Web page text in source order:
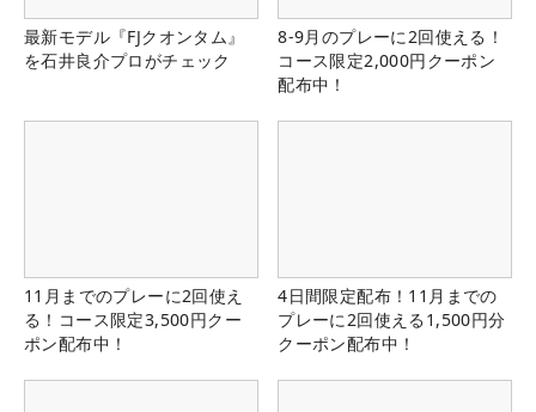
最新モデル『FJクオンタム』
を石井良介プロがチェック
8-9月のプレーに2回使える！
コース限定2,000円クーポン
配布中！
11月までのプレーに2回使え
る！コース限定3,500円クー
ポン配布中！
4日間限定配布！11月までの
プレーに2回使える1,500円分
クーポン配布中！